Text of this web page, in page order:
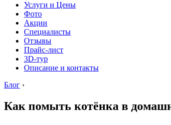
Услуги и Цены
Фото
Акции
Специалисты
Отзывы
Прайс-лист
3D-тур
Описание и контакты
Блог ›
Как помыть котёнка в